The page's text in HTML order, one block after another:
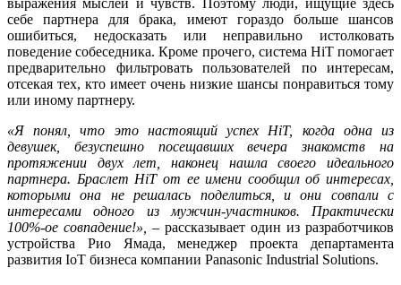
себе партнера для брака, имеют гораздо больше шансов
ошибиться, недосказать или неправильно истолковать
поведение собеседника. Кроме прочего, система HiT помогает
предварительно фильтровать пользователей по интересам,
отсекая тех, кто имеет очень низкие шансы понравиться тому
или иному партнеру.
«Я понял, что это настоящий успех HiT, когда одна из
девушек, безуспешно посещавших вечера знакомств на
протяжении двух лет, наконец нашла своего идеального
партнера. Браслет HiT от ее имени сообщил об интересах,
которыми она не решалась поделиться, и они совпали с
интересами одного из мужчин-участников. Практически
100%-ое совпадение!»,
– рассказывает один из разработчиков
устройства Рио Ямада, менеджер проекта департамента
развития IoT бизнеса компании Panasonic Industrial Solutions.